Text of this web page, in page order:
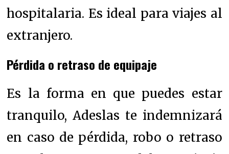
hospitalaria. Es ideal para viajes al
extranjero.
Pérdida o retraso de equipaje
Es la forma en que puedes estar
tranquilo, Adeslas te indemnizará
en caso de pérdida, robo o retraso